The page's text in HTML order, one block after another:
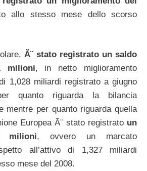
allo stesso mese dello scorso
Ã¨ stato registrato un saldo
milioni, in netto miglioramento
1,028 miliardi registrato a giugno
quanto riguarda la bilancia
mentre per quanto riguarda quella
Europea Ã¨ stato registrato un
, ovvero un marcato
all’attivo di 1,327 miliardi
mese del 2008.